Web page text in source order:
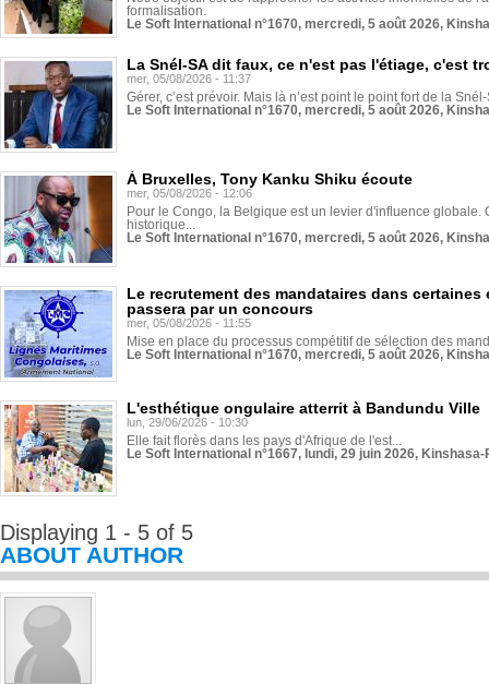
formalisation.
Le Soft International n°1670, mercredi, 5 août 2026,
La Snél-SA dit faux, ce n'est pas l'étiage, c'est
mer, 05/08/2026 - 11:37
Gérer, c’est prévoir. Mais là n’est point le point fort de la
Le Soft International n°1670, mercredi, 5 août 2026,
À Bruxelles, Tony Kanku Shiku écoute
mer, 05/08/2026 - 12:06
Pour le Congo, la Belgique est un levier d'influence globale.
historique...
Le Soft International n°1670, mercredi, 5 août 2026,
Le recrutement des mandataires dans
passera par un concours
mer, 05/08/2026 - 11:55
Mise en place du processus compétitif de sélection des
Le Soft International n°1670, mercredi, 5 août 2026,
L'esthétique ongulaire atterrit à Bandundu Ville
lun, 29/06/2026 - 10:30
Elle fait florès dans les pays d'Afrique de l'est...
Le Soft International n°1667, lundi, 29 juin 2026,
Displaying 1 - 5 of 5
ABOUT AUTHOR